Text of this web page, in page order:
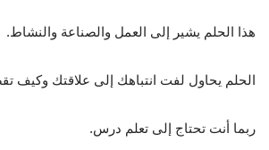
هذا الحلم يشير إلى العمل والصناعة والنشاط.
الحلم يحاول لفت انتباهك إلى علاقتك وكيف
ربما أنت تحتاج إلى تعلم درس.